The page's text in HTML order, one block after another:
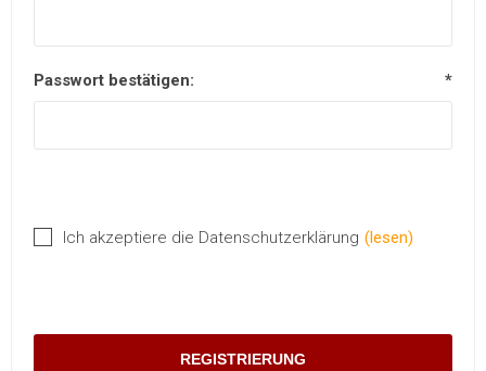
Passwort bestätigen: *
Ich akzeptiere die Datenschutzerklärung (lesen)
REGISTRIERUNG